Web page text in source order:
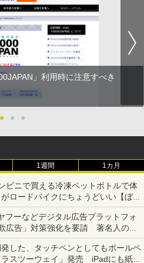
」利用時に注意すべき
● ● ●
1週間 1カ月
ニで買える冷凍ペットボトルで体
ロードバイクにちょうどいい【ぼっ
空いた時間でなにしてる？】
フーなどデジタル広告プラットフォ
広告」対策強化を要請 著名人の写
どへの対策として
した、タッチペンとしてもボールペ
スツーウェイ」発売 iPadにも紙に